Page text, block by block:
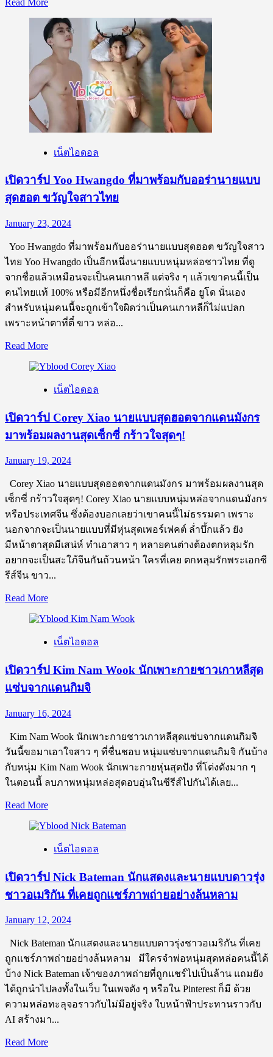
about
เปิด
วาร์
ป
Yu
Duanqian
นาย
แบบ
แดน
มังกร
หล่อ
หน้า
ราวกับ
หลุด
มา
จาก
ซี
รีส์
เน็ตไอดอล
เปิดวาร์ป Yoo Hwangdo ที่มาพร้อมกับออร่านายแบบ
สุดฮอต ขวัญใจสาวไทย
January 23, 2024
Yoo Hwangdo ที่มาพร้อมกับออร่านายแบบสุดฮอต ขวัญใจสาว
ไทย Yoo Hwangdo เป็นอีกหนึ่งนายแบบหนุ่มหล่อชาวไทย ที่ดู
จากชื่อแล้วเหมือนจะเป็นคนเกาหลี แต่จริง ๆ แล้วเขาคนนี้เป็น
คนไทยแท้ 100% หรือมีอีกหนึ่งชื่อเรียกนั่นก็คือ ยูโด นั่นเอง
สำหรับหนุ่มคนนี้จะถูกเข้าใจผิดว่าเป็นคนเกาหลีก็ไม่แปลก
เพราะหน้าตาที่ตี๋ ขาว หล่อ...
Read MoreRead
about
วาร์
ป
Yoo
Hwangdo
พร้อม
ออ
ร่า
นาย
แบบ
สุด
สาว
ไทย
เน็ตไอดอล
เปิดวาร์ป Corey Xiao นายแบบสุดฮอตจากแดนมังกร
มาพร้อมผลงานสุดเซ็กซี่ กร้าวใจสุดๆ!
January 19, 2024
Corey Xiao นายแบบสุดฮอตจากแดนมังกร มาพร้อมผลงานสุด
เซ็กซี่ กร้าวใจสุดๆ! Corey Xiao นายแบบหนุ่มหล่อจากแดนมังกร
หรือประเทศจีน ซึ่งต้องบอกเลยว่าเขาคนนี้ไม่ธรรมดา เพราะ
นอกจากจะเป็นนายแบบที่มีหุ่นสุดเพอร์เฟคต์ ล่ำบึ้กแล้ว ยัง
มีหน้าตาสุดมีเสน่ห์ ทำเอาสาว ๆ หลายคนต่างต้องตกหลุมรัก
อยากจะเป็นสะใภ้จีนกันถ้วนหน้า ใครที่เคย ตกหลุมรักพระเอกซี
รีส์จีน ขาว...
Read MoreRead
about
วาร์
ป
Corey
Xiao
แบบ
สุด
ฮอต
จาก
มา
พร้อม
งาน
เซ็กซี่
กร้าว
ใจ
เน็ตไอดอล
เปิดวาร์ป Kim Nam Wook นักเพาะกายชาวเกาหลีสุด
แซ่บจากแดนกิมจิ
January 16, 2024
Kim Nam Wook นักเพาะกายชาวเกาหลีสุดแซ่บจากแดนกิมจิ
วันนี้ขอมาเอาใจสาว ๆ ที่ชื่นชอบ หนุ่มแซ่บจากแดนกิมจิ กันบ้าง
กับหนุ่ม Kim Nam Wook นักเพาะกายหุ่นสุดปัง ที่โด่งดังมาก ๆ
ในตอนนี้ ลบภาพหนุ่มหล่อสุดอบอุ่นในซีรีส์ไปกันได้เลย...
Read MoreRead
about
วาร์
ป
Kim
Nam
นัก
กาย
ชาว
เกาหลี
สุด
แซ่
บ
จาก
เน็ตไอดอล
เปิดวาร์ป Nick Bateman นักแสดงและนายแบบดาวรุ่ง
ชาวอเมริกัน ที่เคยถูกแชร์ภาพถ่ายอย่างล้นหลาม
January 12, 2024
Nick Bateman นักแสดงและนายแบบดาวรุ่งชาวอเมริกัน ที่เคย
ถูกแชร์ภาพถ่ายอย่างล้นหลาม มีใครจำพ่อหนุ่มสุดหล่อคนนี้ได้
บ้าง Nick Bateman เจ้าของภาพถ่ายที่ถูกแชร์ไปเป็นล้าน แถมยัง
ได้ถูกนำไปลงทั้งในเว็บ ในเพจดัง ๆ หรือใน Pinterest ก็มี ด้วย
ความหล่อทะลุจอราวกับไม่มีอยู่จริง ใบหน้าฟ้าประทานราวกับ
AI สร้างมา...
Read MoreRead